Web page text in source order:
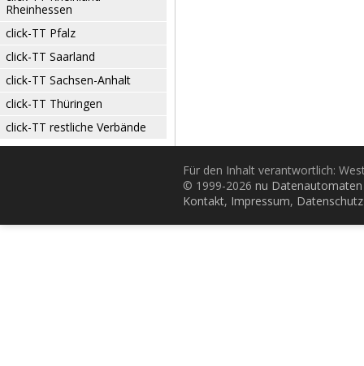
Rheinhessen
click-TT Pfalz
click-TT Saarland
click-TT Sachsen-Anhalt
click-TT Thüringen
click-TT restliche Verbände
Für den Inhalt verantwortlich:
© 1999-2026 nu
Kontakt, Impressum, Datenschutz